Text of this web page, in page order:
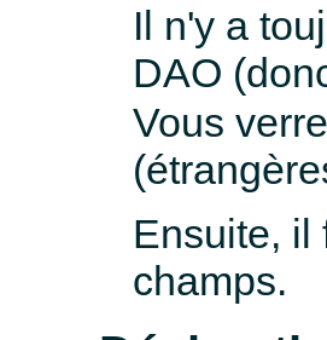
Il n'y a
DAO
Vous
Ensuite, il
champs.